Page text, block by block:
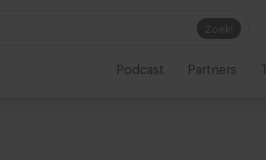
Zoek!
Podcast Partners